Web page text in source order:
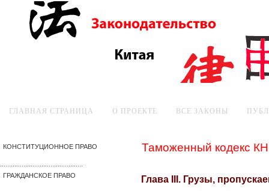
ГЛАВНАЯ СТРАНИЦА О ПРОЕКТЕ ВСЕ ЗАКОНЫ
КОНСТИТУЦИОННОЕ ПРАВО
ГРАЖДАНСКОЕ ПРАВО
Таможенный кодекс
Глава III. Грузы,